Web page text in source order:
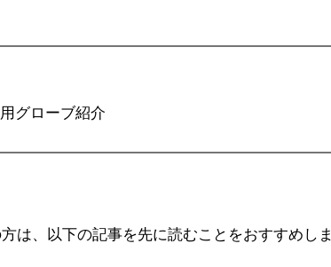
グローブ紹介
は、以下の記事を先に読むことをおすすめしま